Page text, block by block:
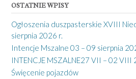
OSTATNIE WPISY
Ogłoszenia duszpasterskie XVIII
sierpnia 2026 r.
Intencje Mszalne 03 – 09 sierpnia
INTENCJE MSZALNE27 VII – 02 VIII
Święcenie pojazdów